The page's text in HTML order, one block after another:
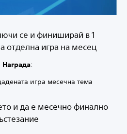
се и финиширай в 1
отделна игра на месец
Награда:
игра месечна тема
и да е месечно финално